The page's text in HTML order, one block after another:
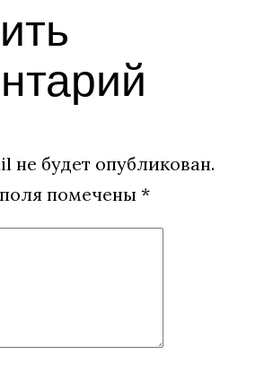
не будет опубликован.
помечены *